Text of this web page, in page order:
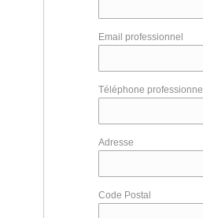
Email professionnel
Téléphone professionnel
Adresse
Code Postal